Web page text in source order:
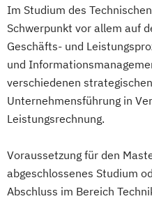
Educational
Schulmanagement
Educational
Schulmanagement
Emergency
Protection
Energie Autarkie
Energie Effizienz
Energy Innovation
Rolling Stock
Software
Tissue Engineering
Medicine
User Experience
Wasserstofftechnik
Wirtschaftsinformatik
Ökotoxikologie &
Logopädie*
Molekulare
Multilingual
Nachhaltige
Nachhaltiges
Orthoptik
Physiotherapie
Simulation in
Im Studium des
Schwerpunkt vor allem auf
Geschäfts- und
und
verschiedenen
Unternehmensführung in
Leistungsrechnung.
Voraussetzung für den
abgeschlossenes Studium
Abschluss im Bereich